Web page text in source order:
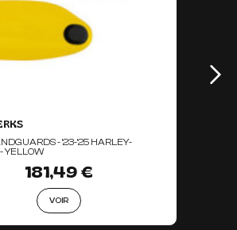
- '23-'25 HARLEY-
YELLOW
181,49 €
VOIR